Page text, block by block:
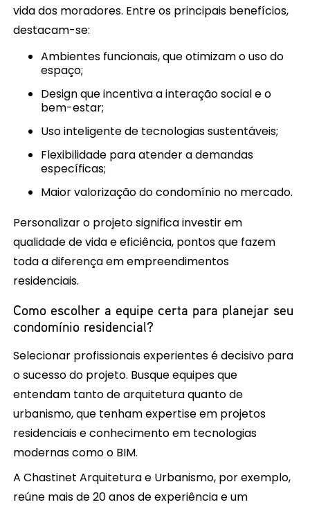
vida dos moradores. Entre os principais benefícios,
destacam-se:
Ambientes funcionais, que otimizam o uso do
espaço;
Design que incentiva a interação social e o
bem-estar;
Uso inteligente de tecnologias sustentáveis;
Flexibilidade para atender a demandas
específicas;
Maior valorização do condomínio no mercado.
Personalizar o projeto significa investir em
qualidade de vida e eficiência, pontos que fazem
toda a diferença em empreendimentos
residenciais.
Como escolher a equipe certa para planejar seu
condomínio residencial?
Selecionar profissionais experientes é decisivo para
o sucesso do projeto. Busque equipes que
entendam tanto de arquitetura quanto de
urbanismo, que tenham expertise em projetos
residenciais e conhecimento em tecnologias
modernas como o BIM.
A Chastinet Arquitetura e Urbanismo, por exemplo,
reúne mais de 20 anos de experiência e um